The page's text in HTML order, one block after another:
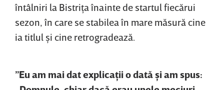
întâlniri la Bistriţa înainte de startul fiecărui
sezon, în care se stabilea în mare măsură cine
ia titlul şi cine retrogradează.
”Eu am mai dat explicaţii o dată şi am spus: